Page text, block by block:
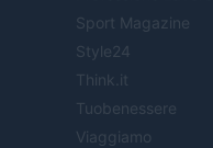
Sport Magazine
Style24
Think.it
Tuobenessere
Viaggiamo